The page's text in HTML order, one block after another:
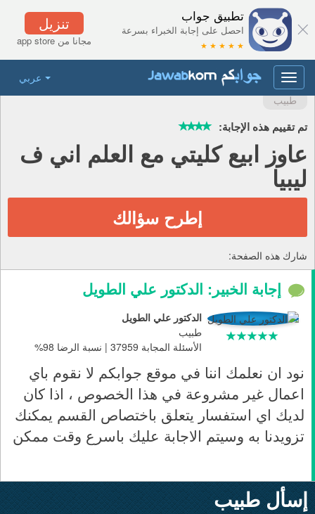
تنزيل
مجانا من app store
تطبيق جواب
احصل على إجابة الخبراء بسرعة
★ ★ ★ ★ ★
عربي
Toggle
navigation
طبيب
تم تقييم هذه الإجابة:
عاوز ابيع كليتي مع العلم اني ف
ليبيا
إطرح سؤالك
شارك هذه الصفحة:
إجابة الخبير: الدكتور علي الطويل
الدكتور علي الطويل
طبيب
الأسئلة المجابة 37959 | نسبة الرضا 98%
نود ان نعلمك اننا في موقع جوابكم لا نقوم باي
اعمال غير مشروعة في هذا الخصوص ، اذا كان
لديك اي استفسار يتعلق باختصاص القسم يمكنك
تزويدنا به وسيتم الاجابة عليك باسرع وقت ممكن
إسأل طبيب